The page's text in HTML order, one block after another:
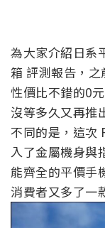
為大家介紹日系
箱 評測報告，
性價比不錯的0
沒等多久又再推
不同的是，這次
入了金屬機身與
能齊全的平價手
消費者又多了一